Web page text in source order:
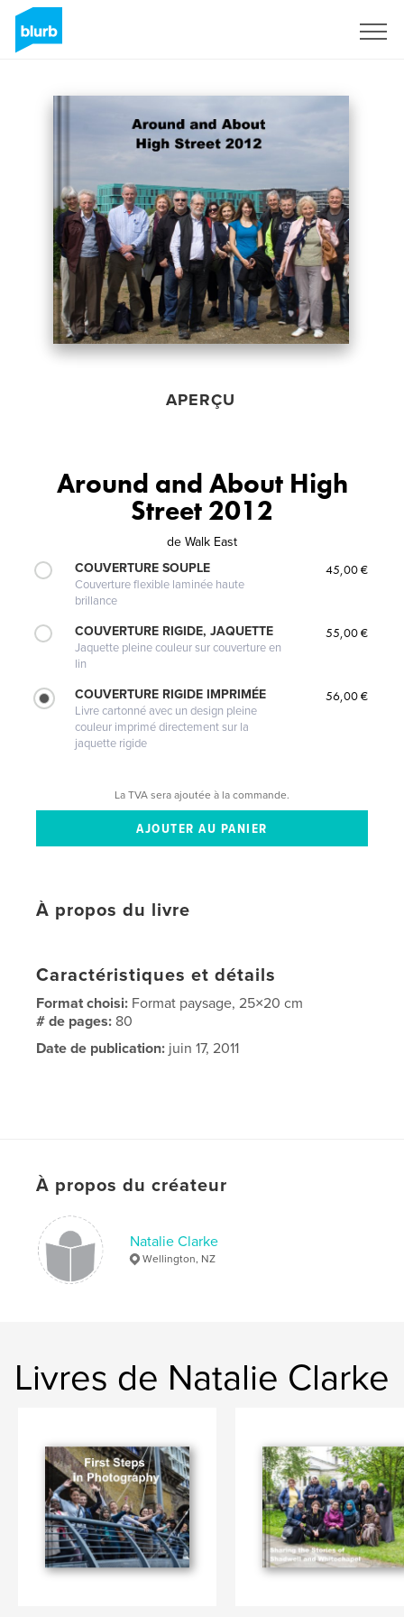
APERÇU
Around and About High
Street 2012
de Walk East
COUVERTURE SOUPLE
Couverture flexible laminée haute
brillance
45,00 €
COUVERTURE RIGIDE, JAQUETTE
Jaquette pleine couleur sur couverture en
lin
55,00 €
COUVERTURE RIGIDE IMPRIMÉE
Livre cartonné avec un design pleine
couleur imprimé directement sur la
jaquette rigide
56,00 €
La TVA sera ajoutée à la commande.
À propos du livre
Caractéristiques et détails
Format choisi: Format paysage, 25×20 cm
# de pages: 80
Date de publication: juin 17, 2011
À propos du créateur
Natalie Clarke
Wellington, NZ
Livres de Natalie Clarke